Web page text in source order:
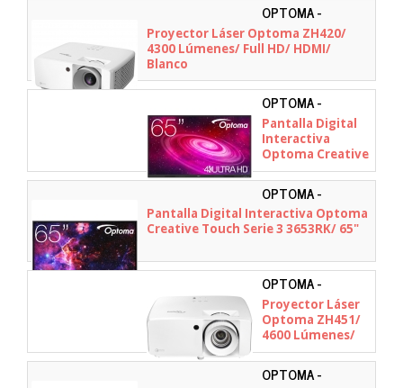
OPTOMA -
E9PD7L301EZ1
Proyector Láser Optoma ZH420/
4300 Lúmenes/ Full HD/ HDMI/
Blanco
OPTOMA -
W3FC0S1W111
Pantalla Digital
Interactiva
Optoma Creative
Touch Serie 1
1651RK/ 65"
OPTOMA -
H1F0H06BW101
Pantalla Digital Interactiva Optoma
Creative Touch Serie 3 3653RK/ 65"
OPTOMA -
E3P7PK1E118
Proyector Láser
Optoma ZH451/
4600 Lúmenes/
Full HD/ HDMI-
VGA-RS232/
Blanco
OPTOMA -